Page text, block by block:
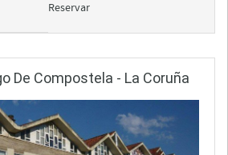
Reservar
De Compostela - La Coruña